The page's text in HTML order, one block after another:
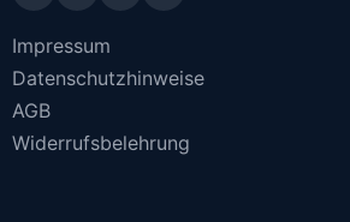
Impressum
Datenschutzhinweise
AGB
Widerrufsbelehrung